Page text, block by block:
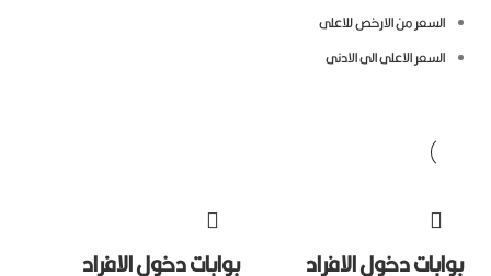
السعر من الارخص للاعلى
السعر الاعلى الى الادنى
دخول الافراد
بوابات دخول الافراد